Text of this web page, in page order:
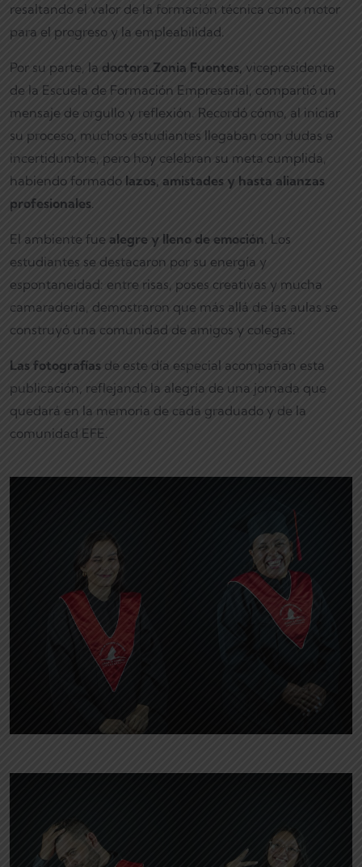
resaltando el valor de la formación técnica como motor
para el progreso y la empleabilidad.
Por su parte, la doctora Zonia Fuentes, vicepresidente
de la Escuela de Formación Empresarial, compartió un
mensaje de orgullo y reflexión. Recordó cómo, al iniciar
su proceso, muchos estudiantes llegaban con dudas e
incertidumbre, pero hoy celebran su meta cumplida,
habiendo formado lazos, amistades y hasta alianzas
profesionales.
El ambiente fue alegre y lleno de emoción. Los
estudiantes se destacaron por su energía y
espontaneidad: entre risas, poses creativas y mucha
camaradería, demostraron que más allá de las aulas se
construyó una comunidad de amigos y colegas.
Las fotografías de este día especial acompañan esta
publicación, reflejando la alegría de una jornada que
quedará en la memoria de cada graduado y de la
comunidad EFE.